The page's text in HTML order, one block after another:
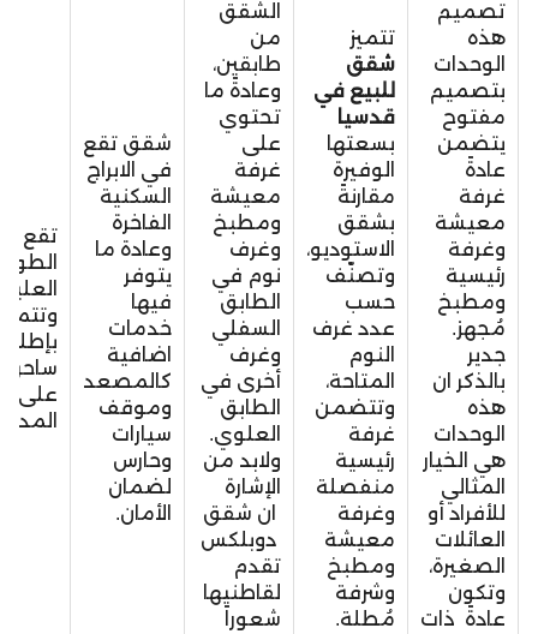
تصميم
هذه
الوحدات
بتصميم
مفتوح
يتضمن
عادةً
غرفة
معيشة
وغرفة
رئيسية
ومطبخ
مُجهز.
جدير
بالذكر ان
هذه
الوحدات
هي الخيار
المثالي
للأفراد أو
العائلات
الصغيرة،
وتكون
عادةً ذات
تتميز
شقق
للبيع في
قدسيا
بسعتها
الوفيرة
مقارنةً
بشقق
الاستوديو،
وتصنّف
حسب
عدد غرف
النوم
المتاحة،
وتتضمن
غرفة
رئيسية
منفصلة
وغرفة
معيشة
ومطبخ
وشرفة
مُطلة.
الشقق
من
طابقين،
وعادةً ما
تحتوي
على
غرفة
معيشة
ومطبخ
وغرف
نوم في
الطابق
السفلي
وغرف
أخرى في
الطابق
العلوي.
ولابد من
الإشارة
ان شقق
دوبلكس
تقدم
لقاطنيها
شعوراً
شقق تقع
في الابراج
السكنية
الفاخرة
وعادة ما
يتوفر
فيها
خدمات
اضافية
كالمصعد
وموقف
سيارات
وحارس
لضمان
الأمان.
تقع
العليا،
وتتميز
ساحرة
على